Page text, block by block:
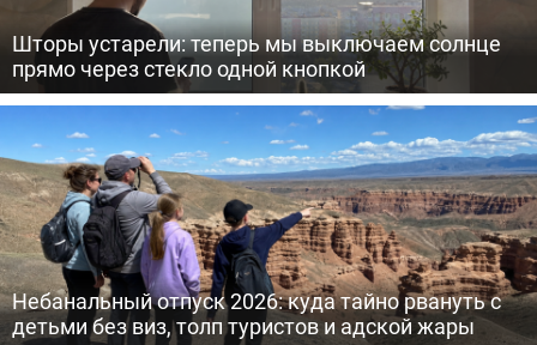
Шторы устарели: теперь мы выключаем солнце
прямо через стекло одной кнопкой
Небанальный отпуск 2026: куда тайно рвануть с
детьми без виз, толп туристов и адской жары